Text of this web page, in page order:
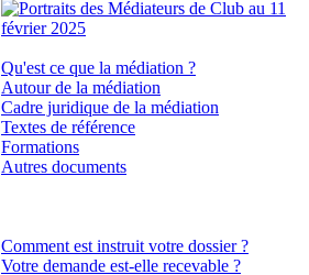
Qu'est ce que la médiation ?
Autour de la médiation
Cadre juridique de la médiation
Textes de référence
Formations
Autres documents
Comment est instruit votre dossier ?
Votre demande est-elle recevable ?